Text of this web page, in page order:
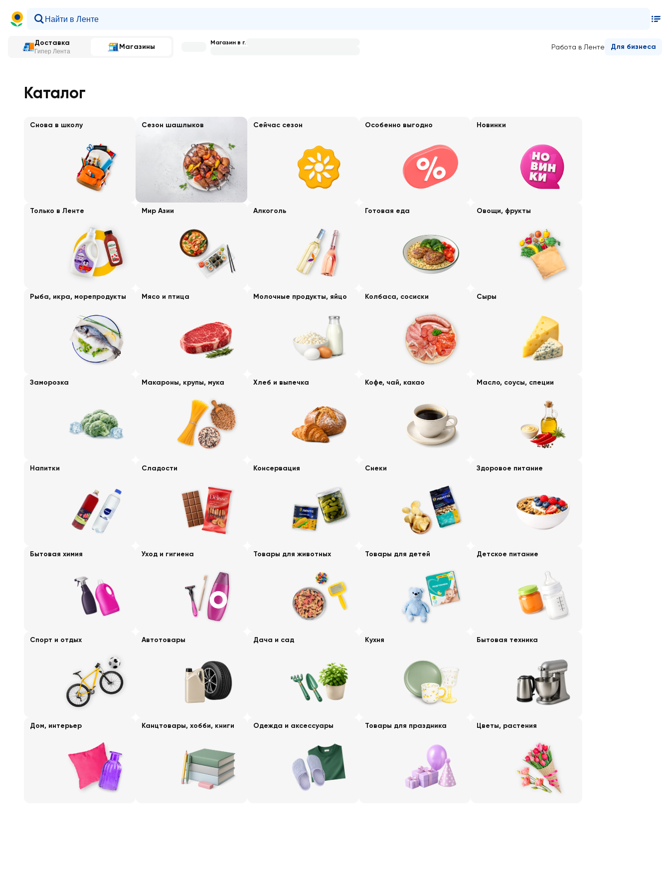
Доставка
Гипер Лента
Магазины Работа в Ленте Для бизнеса
Магазин в г.
Каталог
Снова в школу Сезон шашлыков Сейчас сезон Особенно выгодно Новинки
Только в Ленте Мир Азии Алкоголь Готовая еда Овощи, фрукты
Рыба, икра, морепродукты Мясо и птица Молочные продукты, яйцо Колбаса, сосиски Сыры
Заморозка Макароны, крупы, мука Хлеб и выпечка Кофе, чай, какао Масло, соусы, специи
Напитки Сладости Консервация Снеки Здоровое питание
Бытовая химия Уход и гигиена Товары для животных Товары для детей Детское питание
Спорт и отдых Автотовары Дача и сад Кухня Бытовая техника
Дом, интерьер Канцтовары, хобби, книги Одежда и аксессуары Товары для праздника Цветы, растения